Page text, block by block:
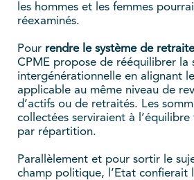
les hommes et les femmes
réexaminés.
Pour rendre le système de
CPME propose de rééquilibrer la
intergénérationnelle en alignant
applicable au même niveau de
d’actifs ou de retraités. Les
collectées serviraient à
par répartition.
Parallèlement et pour sortir le
champ politique, l’Etat confierait